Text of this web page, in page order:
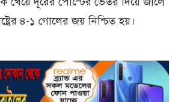
৪-১ গোলের জয় নিশ্চিত হয়।